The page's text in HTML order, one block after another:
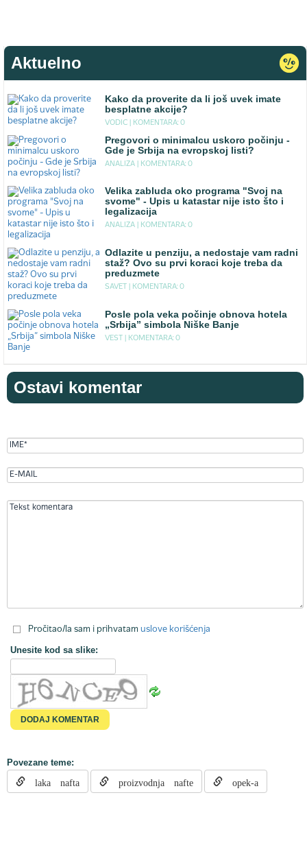
Aktuelno
Kako da proverite da li još uvek imate
besplatne akcije?
VODIC | KOMENTARA: 0
Pregovori o minimalcu uskoro počinju -
Gde je Srbija na evropskoj listi?
ANALIZA | KOMENTARA: 0
Velika zabluda oko programa "Svoj na
svome" - Upis u katastar nije isto što i
legalizacija
ANALIZA | KOMENTARA: 0
Odlazite u penziju, a nedostaje vam radni
staž? Ovo su prvi koraci koje treba da
preduzmete
SAVET | KOMENTARA: 0
Posle pola veka počinje obnova hotela
„Srbija” simbola Niške Banje
VEST | KOMENTARA: 0
Ostavi komentar
Pročitao/la sam i prihvatam uslove korišćenja
Unesite kod sa slike:
Povezane teme:
laka nafta proizvodnja nafte opek-a